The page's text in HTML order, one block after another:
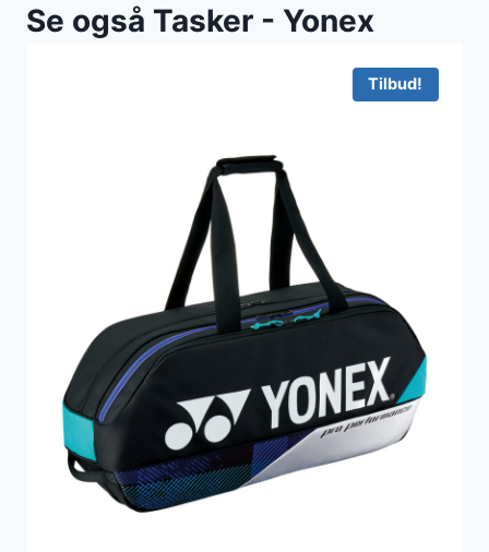
Se også Tasker - Yonex
Tilbud!